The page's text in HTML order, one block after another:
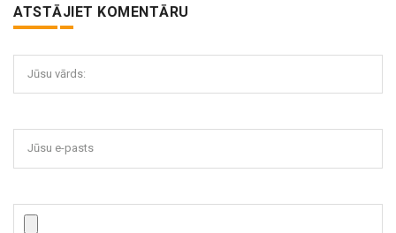
ATSTĀJIET KOMENTĀRU
Jūsu vārds:
Jūsu e-pasts